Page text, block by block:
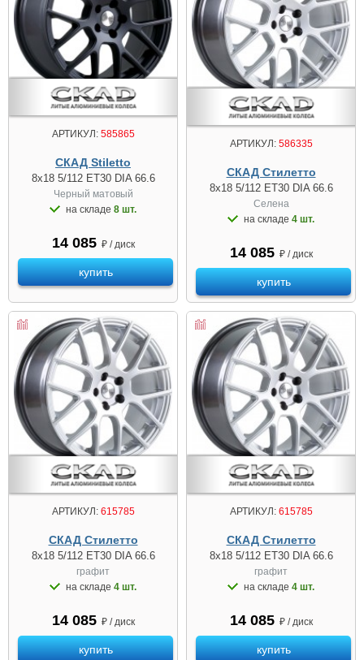
АРТИКУЛ:585865
СКАД Stiletto
8x18 5/112 ET30 DIA 66.6
Черный матовый
на складе 8 шт.
14 085 ₽ / диск
купить
АРТИКУЛ:586335
СКАД Стилетто
8x18 5/112 ET30 DIA 66.6
Селена
на складе 4 шт.
14 085 ₽ / диск
купить
АРТИКУЛ:615785
СКАД Стилетто
8x18 5/112 ET30 DIA 66.6
графит
на складе 4 шт.
14 085 ₽ / диск
купить
АРТИКУЛ:615785
СКАД Стилетто
8x18 5/112 ET30 DIA 66.6
графит
на складе 4 шт.
14 085 ₽ / диск
купить